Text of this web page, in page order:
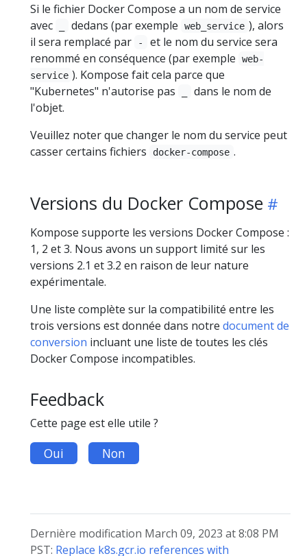
Si le fichier Docker Compose a un nom de service
avec
dedans (par exemple web_service ), alors
il sera remplacé par
-
et le nom du service sera
renommé en conséquence (par exemple
web-
service ). Kompose fait cela parce que
"Kubernetes" n'autorise pas
dans le nom de
l'objet.
Veuillez noter que changer le nom du service peut
casser certains fichiers
docker-compose .
Versions du Docker Compose
Kompose supporte les versions Docker Compose :
1, 2 et 3. Nous avons un support limité sur les
versions 2.1 et 3.2 en raison de leur nature
expérimentale.
Une liste complète sur la compatibilité entre les
trois versions est donnée dans notre document de
conversion incluant une liste de toutes les clés
Docker Compose incompatibles.
Feedback
Cette page est elle utile ?
Oui Non
Dernière modification March 09, 2023 at 8:08 PM
PST: Replace k8s.gcr.io references with